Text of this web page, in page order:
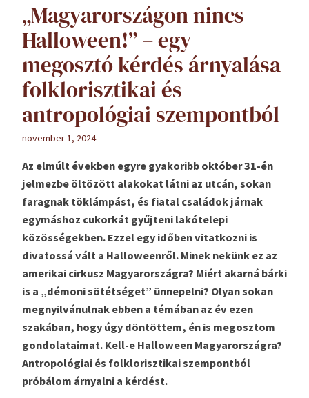
„Magyarországon nincs
Halloween!” – egy
megosztó kérdés árnyalása
folklorisztikai és
antropológiai szempontból
november 1, 2024
Az elmúlt években egyre gyakoribb október 31-én
jelmezbe öltözött alakokat látni az utcán, sokan
faragnak töklámpást, és fiatal családok járnak
egymáshoz cukorkát gyűjteni lakótelepi
közösségekben. Ezzel egy időben vitatkozni is
divatossá vált a Halloweenről. Minek nekünk ez az
amerikai cirkusz Magyarországra? Miért akarná bárki
is a „démoni sötétséget” ünnepelni? Olyan sokan
megnyilvánulnak ebben a témában az év ezen
szakában, hogy úgy döntöttem, én is megosztom
gondolataimat. Kell-e Halloween Magyarországra?
Antropológiai és folklorisztikai szempontból
próbálom árnyalni a kérdést.